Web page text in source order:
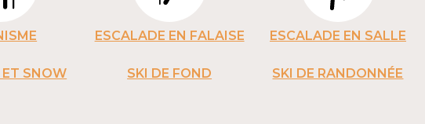
ESCALADE EN FALAISE ESCALADE EN SALLE
ET SNOW SKI DE FOND SKI DE RANDONNÉE